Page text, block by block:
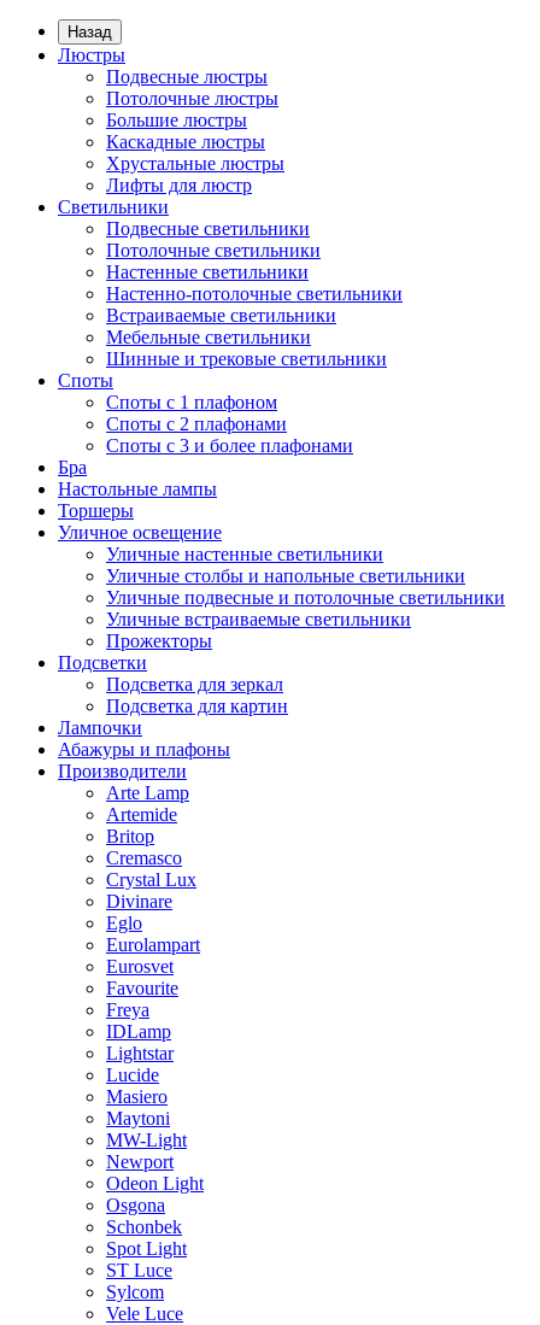
Назад
Люстры
Подвесные люстры
Потолочные люстры
Большие люстры
Каскадные люстры
Хрустальные люстры
Лифты для люстр
Светильники
Подвесные светильники
Потолочные светильники
Настенные светильники
Настенно-потолочные светильники
Встраиваемые светильники
Мебельные светильники
Шинные и трековые светильники
Споты
Споты с 1 плафоном
Споты с 2 плафонами
Споты с 3 и более плафонами
Бра
Настольные лампы
Торшеры
Уличное освещение
Уличные настенные светильники
Уличные столбы и напольные светильники
Уличные подвесные и потолочные светильники
Уличные встраиваемые светильники
Прожекторы
Подсветки
Подсветка для зеркал
Подсветка для картин
Лампочки
Абажуры и плафоны
Производители
Arte Lamp
Artemide
Britop
Cremasco
Crystal Lux
Divinare
Eglo
Eurolampart
Eurosvet
Favourite
Freya
IDLamp
Lightstar
Lucide
Masiero
Maytoni
MW-Light
Newport
Odeon Light
Osgona
Schonbek
Spot Light
ST Luce
Sylcom
Vele Luce